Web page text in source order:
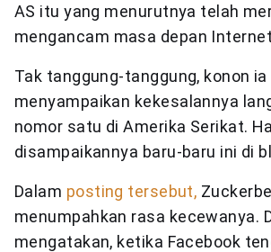
AS itu yang menurutnya telah
mengancam masa depan
Tak tanggung-tanggung, konon ia
menyampaikan kekesalannya
nomor satu di Amerika Serikat.
disampaikannya baru-baru ini di
Dalam posting tersebut,
menumpahkan rasa kecewanya.
mengatakan, ketika Facebook